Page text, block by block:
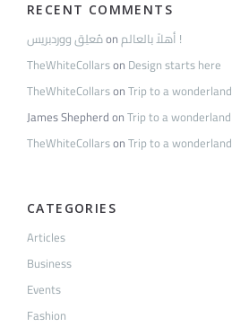
RECENT COMMENTS
مُعلِق ووردبريسon
أهلاً بالعالم !
TheWhiteCollarson Design starts here
TheWhiteCollarsonTrip to a wonderland
James ShepherdonTrip to a wonderland
TheWhiteCollarsonTrip to a wonderland
CATEGORIES
Articles
Business
Events
Fashion